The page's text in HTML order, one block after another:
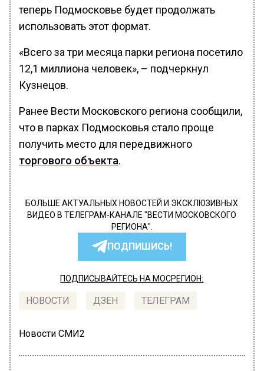
теперь Подмосковье будет продолжать
использовать этот формат.
«Всего за три месяца парки региона посетило
12,1 миллиона человек», – подчеркнул
Кузнецов.
Ранее Вести Московского региона сообщили,
что в парках Подмосковья стало проще
получить место для передвижного
торгового объекта.
БОЛЬШЕ АКТУАЛЬНЫХ НОВОСТЕЙ И ЭКСКЛЮЗИВНЫХ
ВИДЕО В ТЕЛЕГРАМ-КАНАЛЕ "ВЕСТИ МОСКОВСКОГО
РЕГИОНА".
ПОДПИШИСЬ!
ПОДПИСЫВАЙТЕСЬ НА МОСРЕГИОН:
НОВОСТИ ДЗЕН ТЕЛЕГРАМ
Новости СМИ2